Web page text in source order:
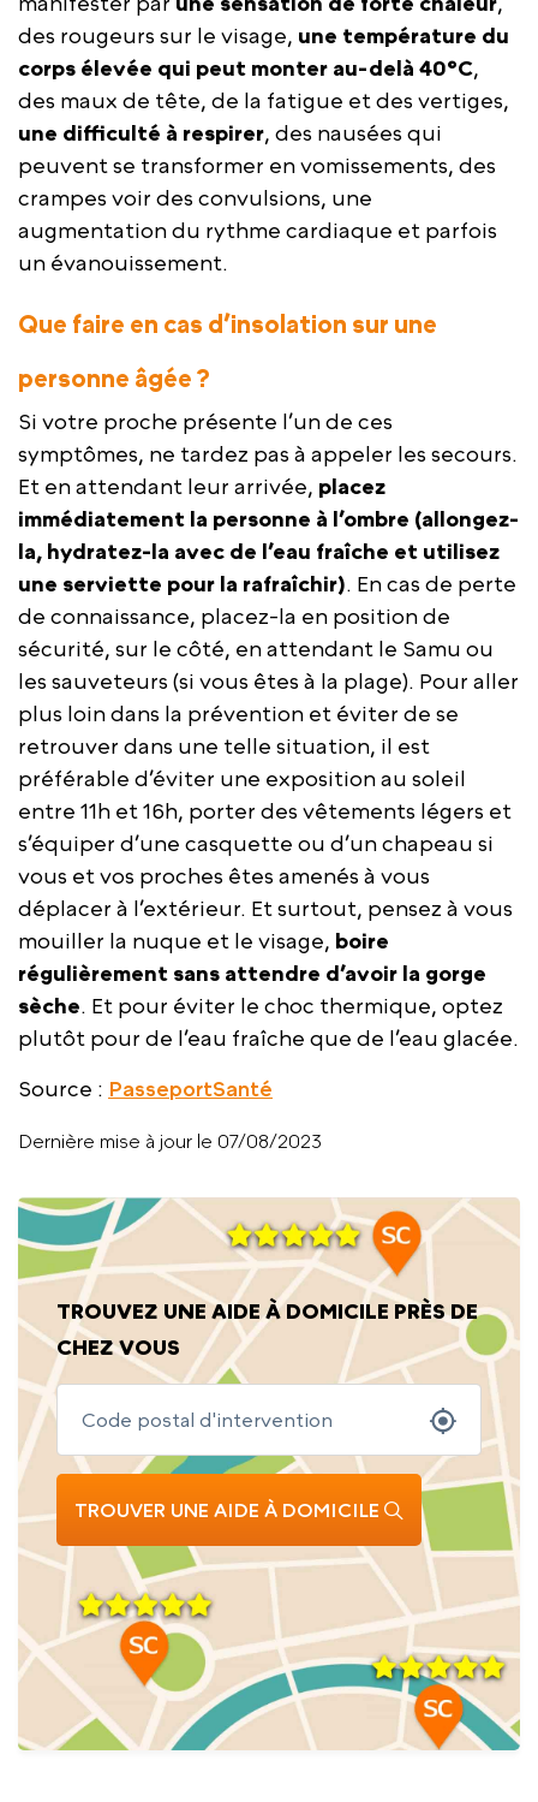
des rougeurs sur le visage, une température du
corps élevée qui peut monter au-delà 40°C,
des maux de tête, de la fatigue et des vertiges,
une difficulté à respirer, des nausées qui
peuvent se transformer en vomissements, des
crampes voir des convulsions, une
augmentation du rythme cardiaque et parfois
un évanouissement.
Que faire en cas d’insolation sur une
personne âgée ?
Si votre proche présente l’un de ces
symptômes, ne tardez pas à appeler les secours.
Et en attendant leur arrivée, placez
immédiatement la personne à l’ombre (allongez-
la, hydratez-la avec de l’eau fraîche et utilisez
une serviette pour la rafraîchir). En cas de perte
de connaissance, placez-la en position de
sécurité, sur le côté, en attendant le Samu ou
les sauveteurs (si vous êtes à la plage). Pour aller
plus loin dans la prévention et éviter de se
retrouver dans une telle situation, il est
préférable d’éviter une exposition au soleil
entre 11h et 16h, porter des vêtements légers et
s’équiper d’une casquette ou d’un chapeau si
vous et vos proches êtes amenés à vous
déplacer à l’extérieur. Et surtout, pensez à vous
mouiller la nuque et le visage, boire
régulièrement sans attendre d’avoir la gorge
sèche. Et pour éviter le choc thermique, optez
plutôt pour de l’eau fraîche que de l’eau glacée.
Source : PasseportSanté
Dernière mise à jour le 07/08/2023
TROUVEZ UNE AIDE À DOMICILE PRÈS DE
CHEZ VOUS
TROUVER UNE AIDE À DOMICILE